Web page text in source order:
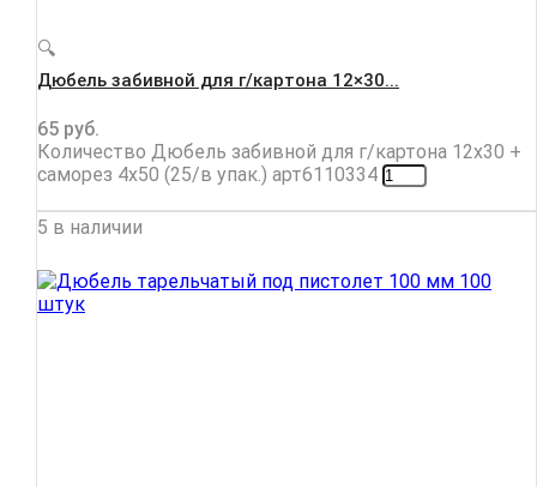
🔍
Дюбель забивной для г/картона 12×30...
65 руб.
Количество Дюбель забивной для г/картона 12x30 +
саморез 4x50 (25/в упак.) арт6110334
5 в наличии